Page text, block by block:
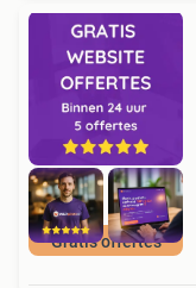
Gratis offertes